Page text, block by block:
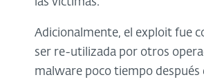
Adicionalmente, el exploit fue
ser re-utilizada por otros
malware poco tiempo después